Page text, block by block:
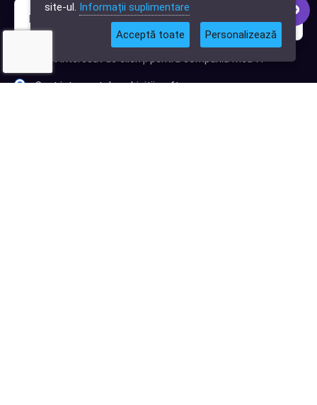
Sunt interesat de clienți pentru compania mea IT
Sunt interesat de achiziții software
site-ul. Informații suplimentare
Acceptă toate Personalizează